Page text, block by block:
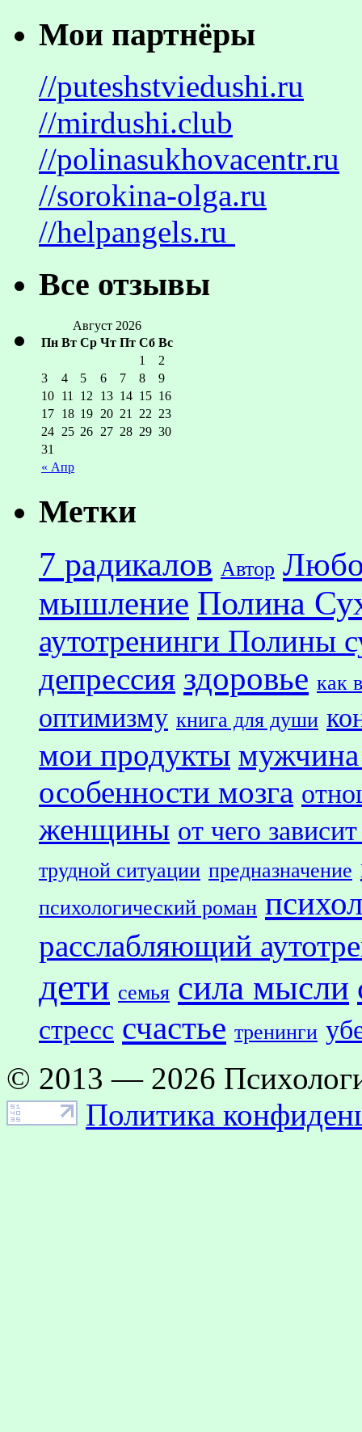
Мои партнёры
//puteshstviedushi.ru
//mirdushi.club
//polinasukhovacentr.ru
//sorokina-olga.ru
//helpangels.ru
Все отзывы
Август 2026
Пн Вт Ср Чт Пт Сб Вс
« Апр
1
2
3
4 5 6 7 8
9
10 11 12 13 14 15 16
17 18 19 20 21 22 23
24 25 26 27 28 29 30
31
Метки
7 радикалов Автор
мышление Полина
аутотренинги Полины
депрессия здоровье как
оптимизму книга для души
мои продукты
особенности мозга
женщины от чего
трудной ситуации предназначение
психологический роман
расслабляющий
дети семья сила мысли
стресс счастье тренинги
© 2013 — 2026
Политика